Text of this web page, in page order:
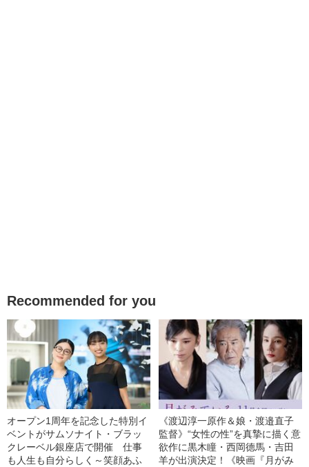
Recommended for you
オープン1周年を記念した特別イ
ベントがサムソナイト・ブラッ
クレーベル銀座店で開催 仕事
も人生も自分らしく～笑顔あふ
《渡辺淳一原作＆娘・渡邉直子
監督》“女性の性”を真摯に描く意
欲作に黒木瞳・西岡德馬・吉田
羊が出演決定！《映画『月がみ